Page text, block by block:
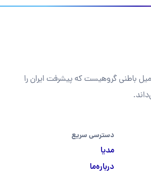
باطنی گروهیست که پیشرفت ایران را
دسترسی سریع
مدیا
درباره‌ما